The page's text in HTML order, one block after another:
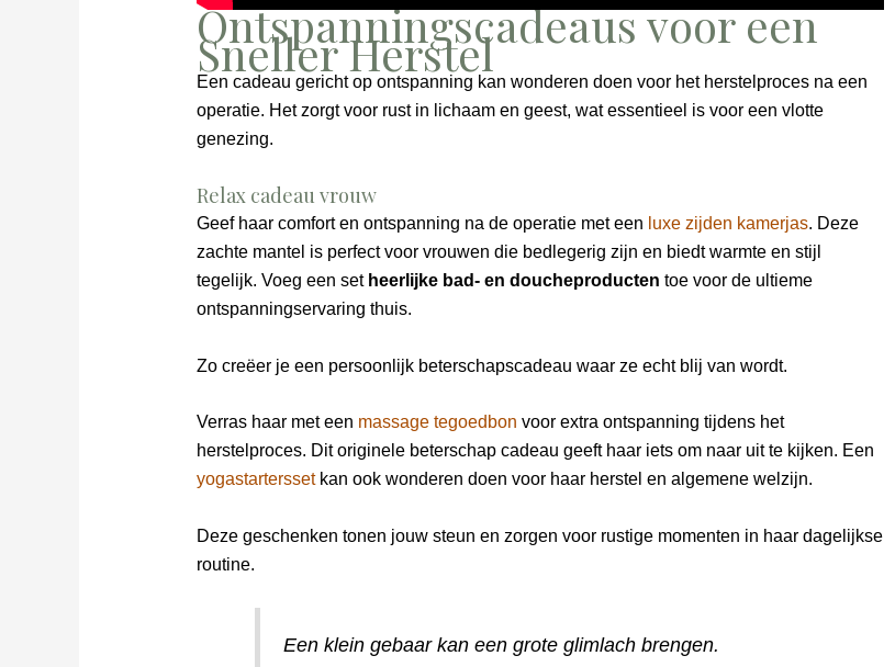
Ontspanningscadeaus voor een
Sneller Herstel
Een cadeau gericht op ontspanning kan wonderen doen voor het herstelproces na een
operatie. Het zorgt voor rust in lichaam en geest, wat essentieel is voor een vlotte
genezing.
Relax cadeau vrouw
Geef haar comfort en ontspanning na de operatie met een luxe zijden kamerjas. Deze
zachte mantel is perfect voor vrouwen die bedlegerig zijn en biedt warmte en stijl
tegelijk. Voeg een set heerlijke bad- en doucheproducten toe voor de ultieme
ontspanningservaring thuis.
Zo creëer je een persoonlijk beterschapscadeau waar ze echt blij van wordt.
Verras haar met een massage tegoedbon voor extra ontspanning tijdens het
herstelproces. Dit originele beterschap cadeau geeft haar iets om naar uit te kijken. Een
yogastarterssetkan ook wonderen doen voor haar herstel en algemene welzijn.
Deze geschenken tonen jouw steun en zorgen voor rustige momenten in haar dagelijkse
routine.
Een klein gebaar kan een grote glimlach brengen.